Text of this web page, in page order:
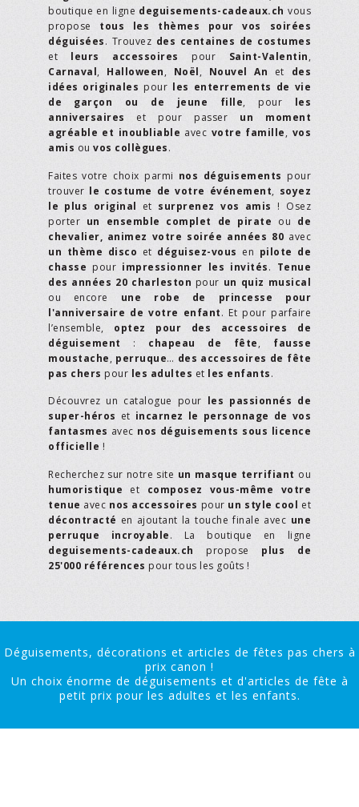
boutique en ligne deguisements-cadeaux.ch vous
propose tous les thèmes pour vos soirées
déguisées. Trouvez des centaines de costumes
et leurs accessoires pour Saint-Valentin,
Carnaval, Halloween, Noël, Nouvel An et des
idées originales pour les enterrements de vie
de garçon ou de jeune fille, pour les
anniversaires et pour passer un moment
agréable et inoubliable avec votre famille, vos
amis ou vos collègues.
Faites votre choix parmi nos déguisements pour
trouver le costume de votre événement, soyez
le plus original et surprenez vos amis ! Osez
porter un ensemble complet de pirate ou de
chevalier, animez votre soirée années 80 avec
un thème disco et déguisez-vous en pilote de
chasse pour impressionner les invités. Tenue
des années 20 charleston pour un quiz musical
ou encore une robe de princesse pour
l'anniversaire de votre enfant. Et pour parfaire
l’ensemble, optez pour des accessoires de
déguisement : chapeau de fête, fausse
moustache, perruque… des accessoires de fête
pas chers pour les adultes et les enfants.
Découvrez un catalogue pour les passionnés de
super-héros et incarnez le personnage de vos
fantasmes avec nos déguisements sous licence
officielle !
Recherchez sur notre site un masque terrifiant ou
humoristique et composez vous-même votre
tenue avec nos accessoires pour un style cool et
décontracté en ajoutant la touche finale avec une
perruque incroyable. La boutique en ligne
deguisements-cadeaux.ch propose plus de
25'000 références pour tous les goûts !
Déguisements, décorations et articles de fêtes pas chers à
prix canon !
Un choix énorme de déguisements et d'articles de fête à
petit prix pour les adultes et les enfants.